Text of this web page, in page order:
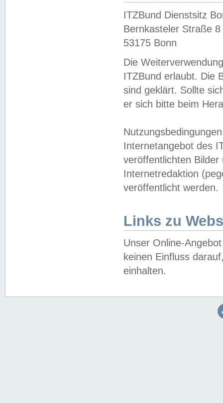
ITZBund Dienstsitz
Bernkasteler Straße 8
53175 Bonn
Die
ITZBund erlaubt. Die
sind geklärt. Sollte
er sich bitte beim
Internetangebot des
veröffentlichten
Internetredaktion
veröffentlicht werden.
Links zu
Unser Online-
keinen Einfluss
einhalten.